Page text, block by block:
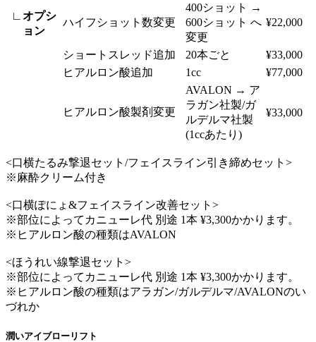
∟オプシ
ョン
ハイフショット数変更
400ショット →
600ショット へ
変更
¥22,000
ショートスレッド追加 20本ごと
¥33,000
ヒアルロン酸追加
1cc ¥77,000
ヒアルロン酸製剤変更
AVALON → ア
ラガン社製/ガ
ルデルマ社製
(1ccあたり)
¥33,000
<口横たるみ撃退セット/フェイスライン引き締めセット>
※麻酔クリーム付き
<口横ぽにょ&フェイスライン改善セット>
※部位によってカニューレ代 別途 1本 ¥3,300かかります。
※ヒアルロン酸の種類はAVALON
<ほうれい線撃退セット>
※部位によってカニューレ代 別途 1本 ¥3,300かかります。
※ヒアルロン酸の種類はアラガン/ガルデルマ/AVALONのい
づれか
潤いアイブローリフト